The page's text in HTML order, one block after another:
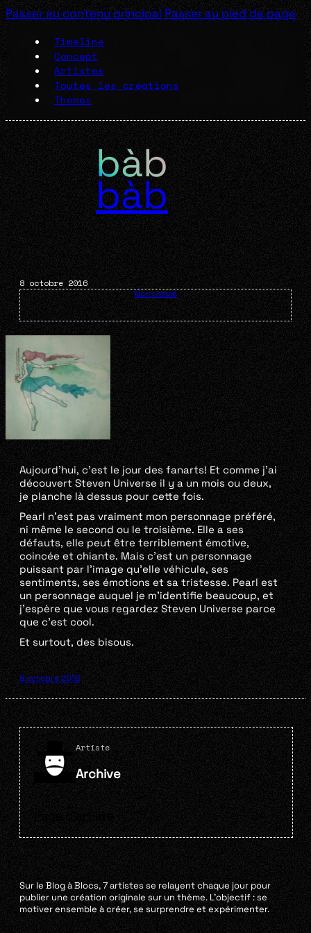
Passer au contenu principal Passer au pied de page
Timeline
Concept
Artistes
Toutes les créations
Thèmes
bàb
8 octobre 2016
Non classé
Aujourd’hui, c’est le jour des fanarts! Et comme j’ai
découvert Steven Universe il y a un mois ou deux,
je planche là dessus pour cette fois.
Pearl n’est pas vraiment mon personnage préféré,
ni même le second ou le troisième. Elle a ses
défauts, elle peut être terriblement émotive,
coincée et chiante. Mais c’est un personnage
puissant par l’image qu’elle véhicule, ses
sentiments, ses émotions et sa tristesse. Pearl est
un personnage auquel je m’identifie beaucoup, et
j’espère que vous regardez Steven Universe parce
que c’est cool.
Et surtout, des bisous.
8 octobre 2016
Artiste
Archive
Sur le Blog à Blocs, 7 artistes se relayent chaque jour pour
publier une création originale sur un thème. L’objectif : se
motiver ensemble à créer, se surprendre et expérimenter.